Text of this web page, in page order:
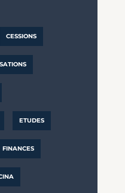
CESSIONS
ETUDES
FINANCES